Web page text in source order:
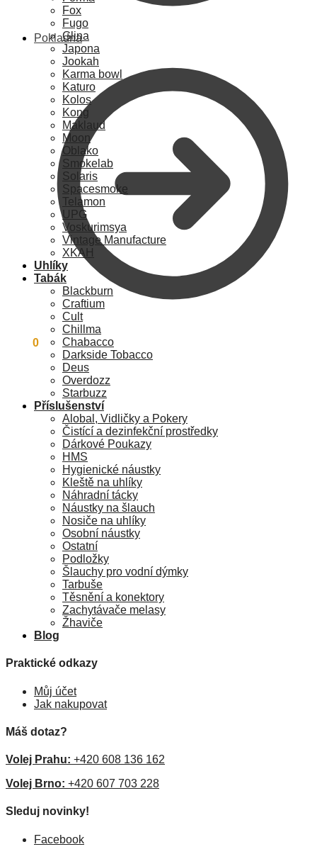
Pokladna
0
Fox
Fugo
Glina
Japona
Jookah
Karma bowl
Katuro
Kolos
Kong
Maklaud
Moon
Oblako
Smokelab
Solaris
Spacesmoke
Telamon
UPG
Voskurimsya
Vintage Manufacture
XKAH
Uhlíky
Tabák
Blackburn
Craftium
Cult
Chillma
Chabacco
Darkside Tobacco
Deus
Overdozz
Starbuzz
Příslušenství
Alobal, Vidličky a Pokery
Čistící a dezinfekční prostředky
Dárkové Poukazy
HMS
Hygienické náustky
Kleště na uhlíky
Náhradní tácky
Náustky na šlauch
Nosiče na uhlíky
Osobní náustky
Ostatní
Podložky
Šlauchy pro vodní dýmky
Tarbuše
Těsnění a konektory
Zachytávače melasy
Žhaviče
Blog
Praktické odkazy
Můj účet
Jak nakupovat
Máš dotaz?
Volej Prahu: +420 608 136 162
Volej Brno: +420 607 703 228
Sleduj novinky!
Facebook